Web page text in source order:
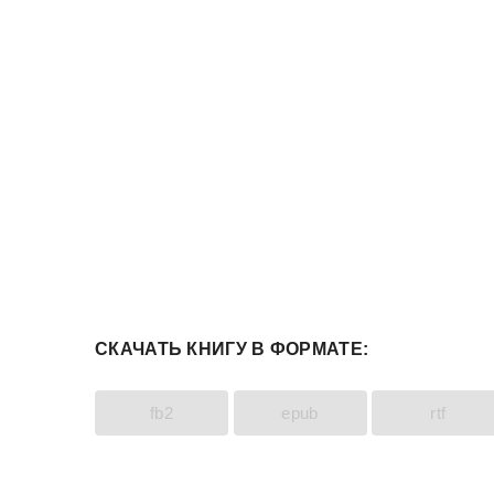
СКАЧАТЬ КНИГУ В ФОРМАТЕ:
fb2 epub rtf